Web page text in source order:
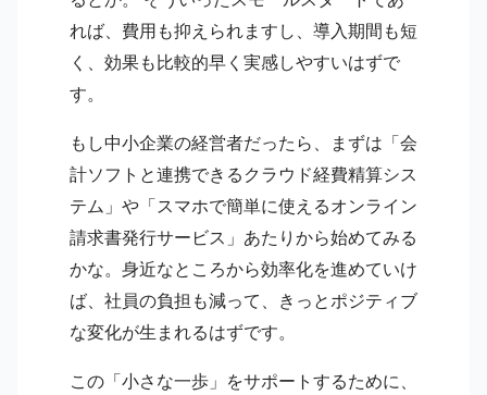
れば、費用も抑えられますし、導入期間も短
く、効果も比較的早く実感しやすいはずで
す。
もし中小企業の経営者だったら、まずは「会
計ソフトと連携できるクラウド経費精算シス
テム」や「スマホで簡単に使えるオンライン
請求書発行サービス」あたりから始めてみる
かな。身近なところから効率化を進めていけ
ば、社員の負担も減って、きっとポジティブ
な変化が生まれるはずです。
この「小さな一歩」をサポートするために、